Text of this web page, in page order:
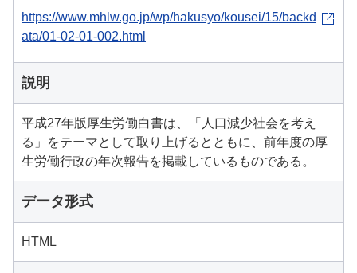
https://www.mhlw.go.jp/wp/hakusyo/kousei/15/backd
ata/01-02-01-002.html
説明
平成27年版厚生労働白書は、「人口減少社会を考え
る」をテーマとして取り上げるとともに、前年度の厚
生労働行政の年次報告を掲載しているものである。
データ形式
HTML